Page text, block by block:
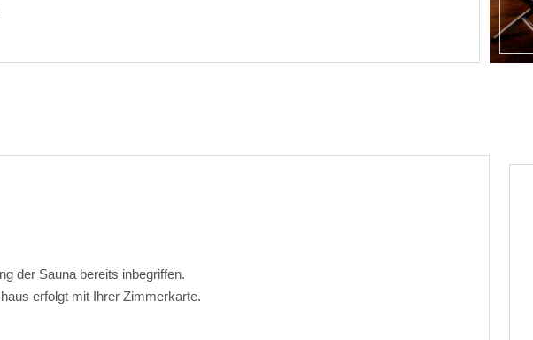
der Sauna bereits inbegriffen.
erfolgt mit Ihrer Zimmerkarte.